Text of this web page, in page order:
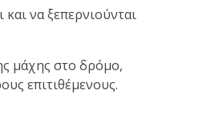
να ξεπερνιούνται
μάχης στο δρόμο,
επιτιθέμενους.